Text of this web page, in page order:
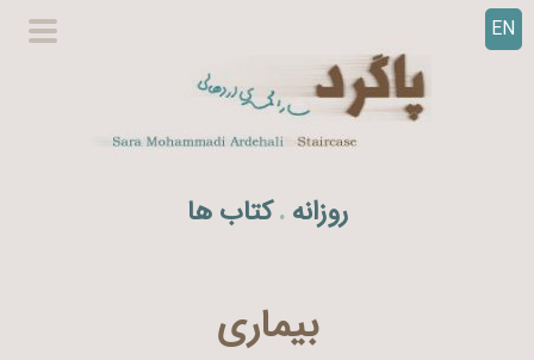
EN
روزانه . کتاب ها
بیماری